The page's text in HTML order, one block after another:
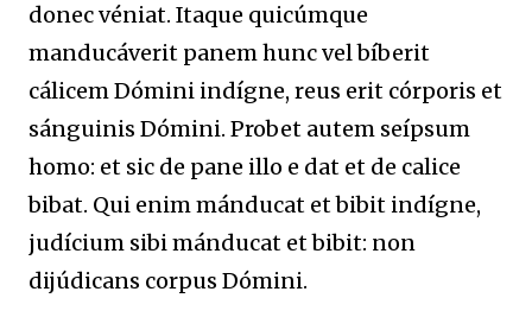
donec véniat. Itaque quicúmque
manducáverit panem hunc vel bíberit
cálicem Dómini indígne, reus erit córporis et
sánguinis Dómini. Probet autem seípsum
homo: et sic de pane illo e dat et de calice
bibat. Qui enim mánducat et bibit indígne,
judícium sibi mánducat et bibit: non
dijúdicans corpus Dómini.